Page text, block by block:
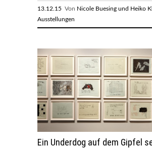
13.12.15 Von Nicole Buesing und Heiko
Ausstellungen
Ein Underdog auf dem Gipfel